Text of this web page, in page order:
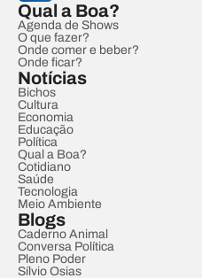
Qual a Boa?
Agenda de Shows
O que fazer?
Onde comer e beber?
Onde ficar?
Notícias
Bichos
Cultura
Economia
Educação
Política
Qual a Boa?
Cotidiano
Saúde
Tecnologia
Meio Ambiente
Blogs
Caderno Animal
Conversa Política
Pleno Poder
Sílvio Osias